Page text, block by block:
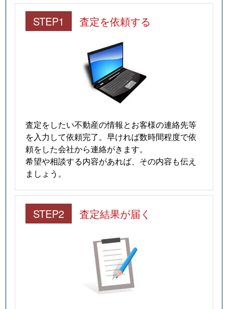
STEP1 査定を依頼する
査定をしたい不動産の情報とお客様の連絡先等
を入力して依頼完了。早ければ数時間程度で依
頼をした会社から連絡がきます。
希望や相談する内容があれば、その内容も伝え
ましょう。
STEP2 査定結果が届く